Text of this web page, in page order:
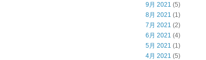
9月 2021 (5)
8月 2021 (1)
7月 2021 (2)
6月 2021 (4)
5月 2021 (1)
4月 2021 (5)